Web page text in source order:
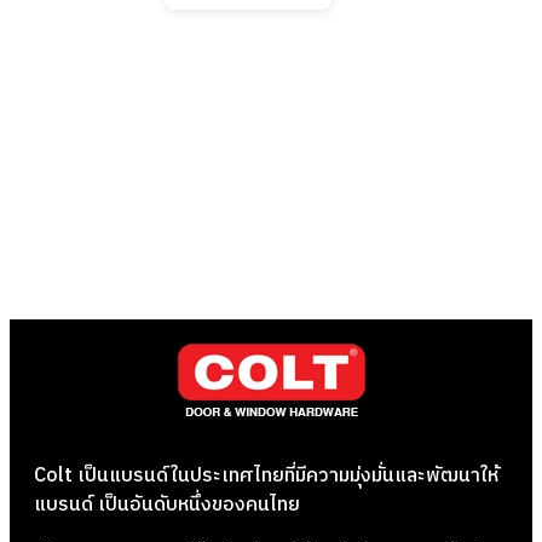
Colt เป็นแบรนด์ในประเทศไทยที่มีความมุ่งมั่นและพัฒนาให้
แบรนด์ เป็นอันดับหนึ่งของคนไทย